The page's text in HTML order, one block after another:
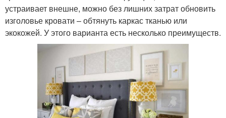
устраивает внешне, можно без лишних затрат обновить
изголовье кровати – обтянуть каркас тканью или
экокожей. У этого варианта есть несколько преимуществ.